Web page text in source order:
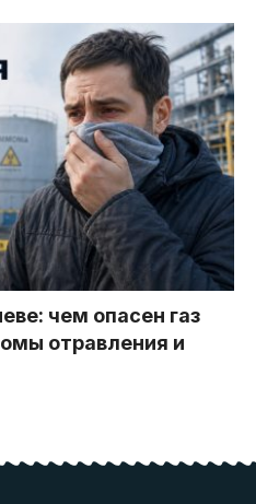
чем опасен газ
отравления и